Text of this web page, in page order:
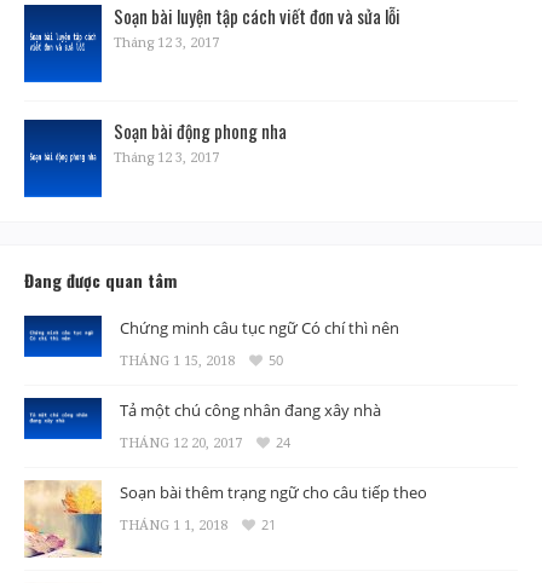
Soạn bài luyện tập cách viết đơn và sửa lỗi
Tháng 12 3, 2017
Soạn bài động phong nha
Tháng 12 3, 2017
Đang được quan tâm
Chứng minh câu tục ngữ Có chí thì nên
THÁNG 1 15, 2018 50
Tả một chú công nhân đang xây nhà
THÁNG 12 20, 2017 24
Soạn bài thêm trạng ngữ cho câu tiếp theo
THÁNG 1 1, 2018 21